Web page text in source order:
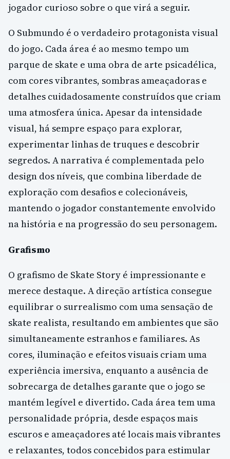
jogador curioso sobre o que virá a seguir.
O Submundo é o verdadeiro protagonista visual
do jogo. Cada área é ao mesmo tempo um
parque de skate e uma obra de arte psicadélica,
com cores vibrantes, sombras ameaçadoras e
detalhes cuidadosamente construídos que criam
uma atmosfera única. Apesar da intensidade
visual, há sempre espaço para explorar,
experimentar linhas de truques e descobrir
segredos. A narrativa é complementada pelo
design dos níveis, que combina liberdade de
exploração com desafios e colecionáveis,
mantendo o jogador constantemente envolvido
na história e na progressão do seu personagem.
Grafismo
O grafismo de Skate Story é impressionante e
merece destaque. A direção artística consegue
equilibrar o surrealismo com uma sensação de
skate realista, resultando em ambientes que são
simultaneamente estranhos e familiares. As
cores, iluminação e efeitos visuais criam uma
experiência imersiva, enquanto a ausência de
sobrecarga de detalhes garante que o jogo se
mantém legível e divertido. Cada área tem uma
personalidade própria, desde espaços mais
escuros e ameaçadores até locais mais vibrantes
e relaxantes, todos concebidos para estimular